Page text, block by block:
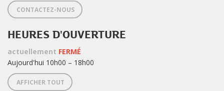
CONTACTEZ-NOUS
HEURES D'OUVERTURE
actuellement FERMÉ
Aujourd'hui 10h00 – 18h00
AFFICHER TOUT